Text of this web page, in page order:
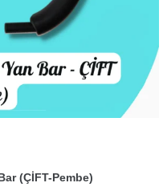
(ÇİFT-Pembe)